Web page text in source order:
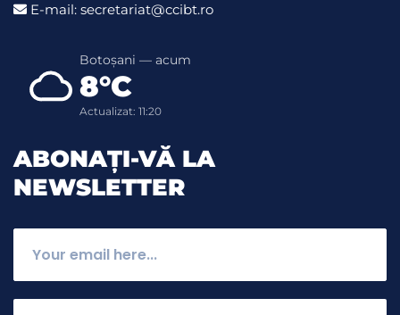
E-mail: secretariat@ccibt.ro
Botoșani — acum
8°C
Actualizat: 11:20
ABONAȚI-VĂ LA
NEWSLETTER